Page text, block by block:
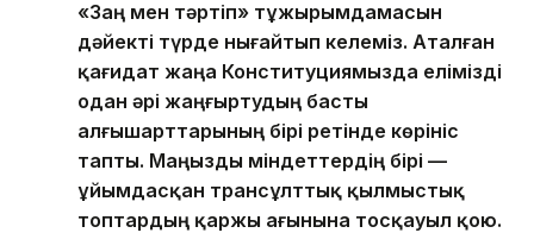
«Заң мен тәртіп» тұжырымдамасын
дәйекті түрде нығайтып келеміз. Аталған
қағидат жаңа Конституциямызда елімізді
одан әрі жаңғыртудың басты
алғышарттарының бірі ретінде көрініс
тапты. Маңызды міндеттердің бірі —
ұйымдасқан трансұлттық қылмыстық
топтардың қаржы ағынына тосқауыл қою.